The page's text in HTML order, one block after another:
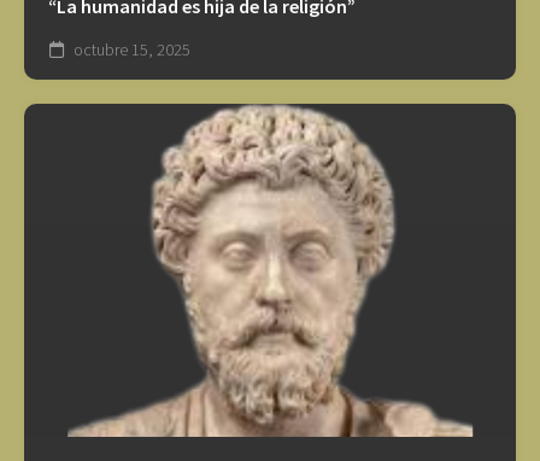
“La humanidad es hija de la religión”
octubre 15, 2025